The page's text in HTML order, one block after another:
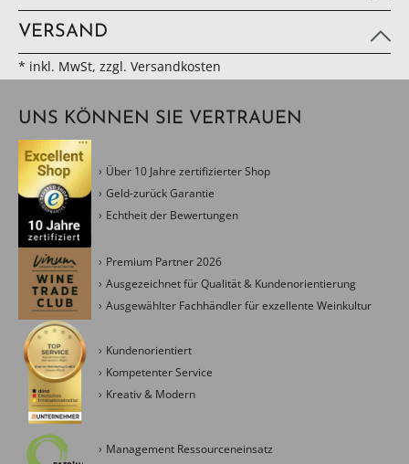
VERSAND
* inkl. MwSt, zzgl. Versandkosten
UNS KÖNNEN SIE VERTRAUEN
Über 10 Jahre zertifizierter Shop
Geld-zurück Garantie
Echtheit der Bewertungen
Premium Partner 2026
Ausgezeichnet für Qualität & Kundenorientierung
Ausgewählter Fachhändler für exzellente Weinkultur
Kundenorientiert
Kompetenter Service
Kreativ & Modern
Management Ressourceneinsatz